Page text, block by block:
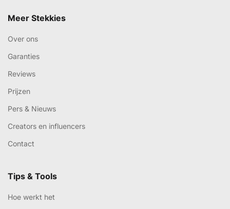
Meer Stekkies
Over ons
Garanties
Reviews
Prijzen
Pers & Nieuws
Creators en influencers
Contact
Tips & Tools
Hoe werkt het